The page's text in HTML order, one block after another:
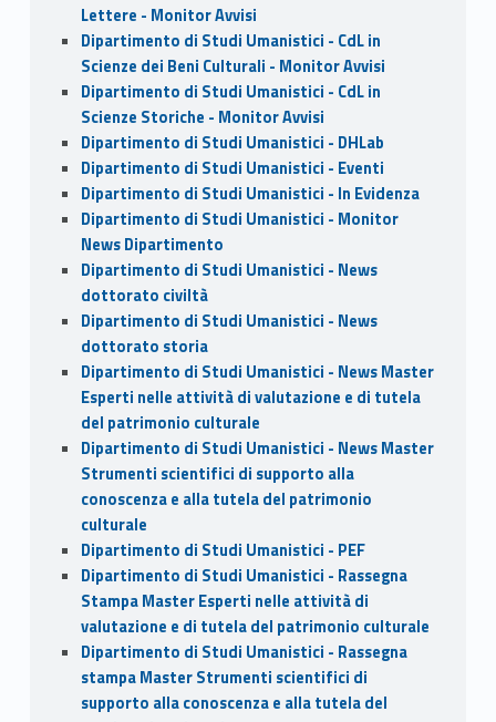
Lettere - Monitor Avvisi
Dipartimento di Studi Umanistici - CdL in
Scienze dei Beni Culturali - Monitor Avvisi
Dipartimento di Studi Umanistici - CdL in
Scienze Storiche - Monitor Avvisi
Dipartimento di Studi Umanistici - DHLab
Dipartimento di Studi Umanistici - Eventi
Dipartimento di Studi Umanistici - In Evidenza
Dipartimento di Studi Umanistici - Monitor
News Dipartimento
Dipartimento di Studi Umanistici - News
dottorato civiltà
Dipartimento di Studi Umanistici - News
dottorato storia
Dipartimento di Studi Umanistici - News Master
Esperti nelle attività di valutazione e di tutela
del patrimonio culturale
Dipartimento di Studi Umanistici - News Master
Strumenti scientifici di supporto alla
conoscenza e alla tutela del patrimonio
culturale
Dipartimento di Studi Umanistici - PEF
Dipartimento di Studi Umanistici - Rassegna
Stampa Master Esperti nelle attività di
valutazione e di tutela del patrimonio culturale
Dipartimento di Studi Umanistici - Rassegna
stampa Master Strumenti scientifici di
supporto alla conoscenza e alla tutela del